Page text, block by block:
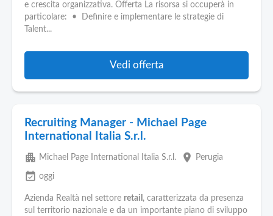
e crescita organizzativa. Offerta La risorsa si occuperà in
particolare: • Definire e implementare le strategie di
Talent...
Vedi offerta
Recruiting Manager - Michael Page
International Italia S.r.l.
apartment Michael Page International Italia S.r.l. place Perugia
event_available oggi
Azienda Realtà nel settore retail , caratterizzata da presenza
sul territorio nazionale e da un importante piano di sviluppo